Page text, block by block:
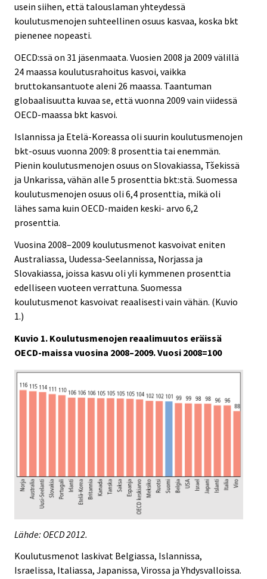
usein siihen, että talouslaman yhteydessä
koulutusmenojen suhteellinen osuus kasvaa, koska bkt
pienenee nopeasti.
OECD:ssä on 31 jäsenmaata. Vuosien 2008 ja 2009 välillä
24 maassa koulutusrahoitus kasvoi, vaikka
bruttokansantuote aleni 26 maassa. Taantuman
globaalisuutta kuvaa se, että vuonna 2009 vain viidessä
OECD-maassa bkt kasvoi.
Islannissa ja Etelä-Koreassa oli suurin koulutusmenojen
bkt-osuus vuonna 2009: 8 prosenttia tai enemmän.
Pienin koulutusmenojen osuus on Slovakiassa, Tšekissä
ja Unkarissa, vähän alle 5 prosenttia bkt:stä. Suomessa
koulutusmenojen osuus oli 6,4 prosenttia, mikä oli
lähes sama kuin OECD-maiden keski- arvo 6,2
prosenttia.
Vuosina 2008–2009 koulutusmenot kasvoivat eniten
Australiassa, Uudessa-Seelannissa, Norjassa ja
Slovakiassa, joissa kasvu oli yli kymmenen prosenttia
edelliseen vuoteen verrattuna. Suomessa
koulutusmenot kasvoivat reaalisesti vain vähän. (Kuvio
1.)
Kuvio 1. Koulutusmenojen reaalimuutos eräissä
OECD-maissa vuosina 2008–2009. Vuosi 2008=100
Lähde: OECD 2012.
Koulutusmenot laskivat Belgiassa, Islannissa,
Israelissa, Italiassa, Japanissa, Virossa ja Yhdysvalloissa.